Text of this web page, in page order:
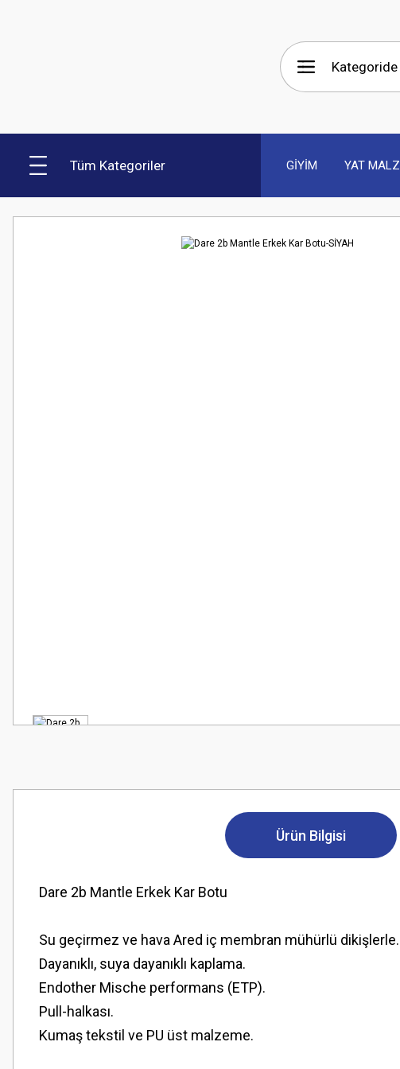
Tüm Kategoriler GİYİM YAT MALZ
Ürün Bilgisi
Dare 2b Mantle Erkek Kar Botu
Su geçirmez ve hava Ared iç membran mühürlü dikişlerle.
Dayanıklı, suya dayanıklı kaplama.
Endother Mische performans (ETP).
Pull-halkası.
Kumaş tekstil ve PU üst malzeme.